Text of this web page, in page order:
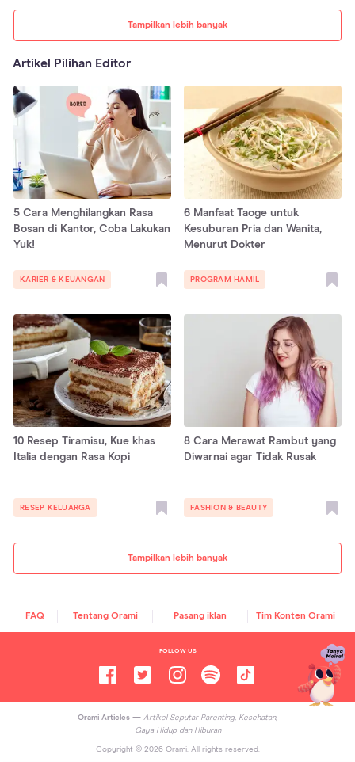
Tampilkan lebih banyak
Artikel Pilihan Editor
Tampilkan lebih banyak
5 Cara Menghilangkan Rasa
Bosan di Kantor, Coba Lakukan
Yuk!
KARIER & KEUANGAN
6 Manfaat Taoge untuk
Kesuburan Pria dan Wanita,
Menurut Dokter
PROGRAM HAMIL
10 Resep Tiramisu, Kue khas
Italia dengan Rasa Kopi
RESEP KELUARGA
8 Cara Merawat Rambut yang
Diwarnai agar Tidak Rusak
FASHION & BEAUTY
FAQ Tentang Orami Pasang iklan Tim Konten Orami
FOLLOW US
Orami Articles — Artikel Seputar Parenting, Kesehatan,
Gaya Hidup dan Hiburan
Copyright © 2026Orami. All rights reserved.